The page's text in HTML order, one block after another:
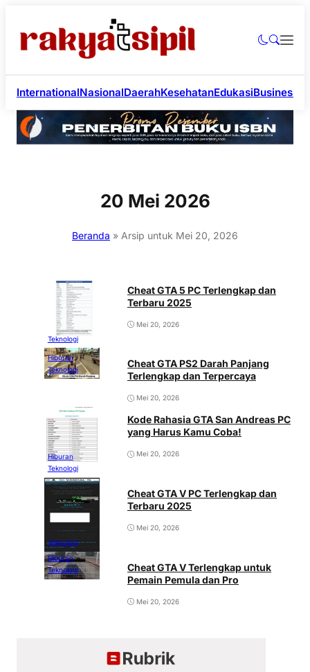
InternationalNasionalDaerahKesehatanEdukasiBusiness
20 Mei 2026
Beranda » Arsip untuk Mei 20, 2026
Teknologi
Cheat GTA 5 PC Terlengkap dan
Terbaru 2025
Mei 20, 2026
Hiburan
Teknologi
Cheat GTA PS2 Darah Panjang
Terlengkap dan Terpercaya
Mei 20, 2026
Hiburan
Teknologi
Kode Rahasia GTA San Andreas PC
yang Harus Kamu Coba!
Mei 20, 2026
Teknologi
Cheat GTA V PC Terlengkap dan
Terbaru 2025
Mei 20, 2026
Hiburan
Teknologi
Cheat GTA V Terlengkap untuk
Pemain Pemula dan Pro
Mei 20, 2026